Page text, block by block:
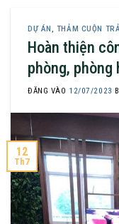
DỰ ÁN , THẢM CUỘN
Hoàn thiện
phòng, phòng
ĐĂNG VÀO 12/07/2023
12
Th7